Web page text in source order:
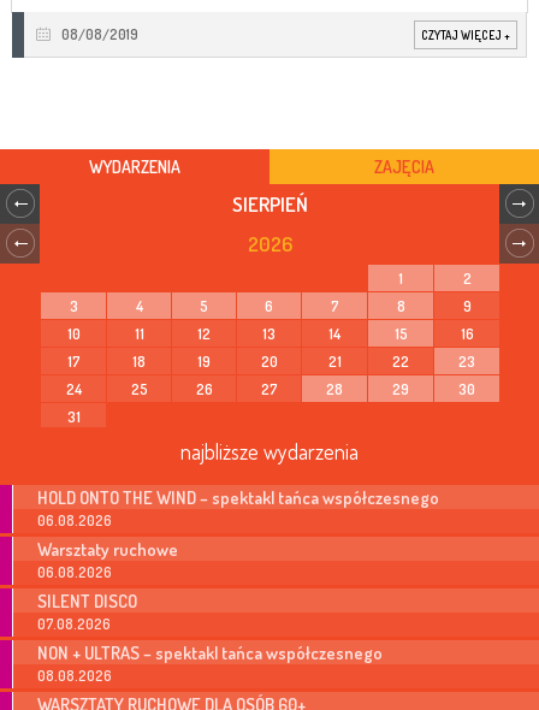
08/08/2019 CZYTAJ WIĘCEJ +
WYDARZENIA ZAJĘCIA
SIERPIEŃ
2026
1
2
3
4 5 6 7 8
9
10
11 12 13 14 15
16
17
18 19 20 21 22
23
24
25 26 27 28 29
30
31
najbliższe wydarzenia
HOLD ONTO THE WIND – spektakl tańca współczesnego
06.08.2026
Warsztaty ruchowe
06.08.2026
SILENT DISCO
07.08.2026
NON + ULTRAS – spektakl tańca współczesnego
08.08.2026
WARSZTATY RUCHOWE DLA OSÓB 60+